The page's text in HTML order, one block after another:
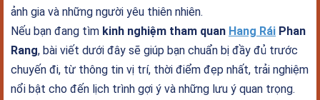
ảnh gia và những người yêu thiên nhiên.
Nếu bạn đang tìm kinh nghiệm tham quan Hang Rái Phan
Rang, bài viết dưới đây sẽ giúp bạn chuẩn bị đầy đủ trước
chuyến đi, từ thông tin vị trí, thời điểm đẹp nhất, trải nghiệm
nổi bật cho đến lịch trình gợi ý và những lưu ý quan trọng.